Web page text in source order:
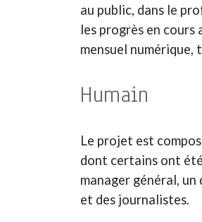
au public, dans le
les progrès en
mensuel numérique,
Humain
Le projet est
dont certains ont
manager général,
et des journalistes.